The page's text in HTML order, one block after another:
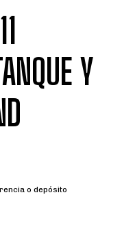
Y
o depósito